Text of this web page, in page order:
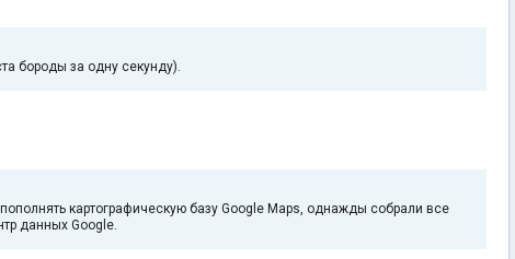
бороды за одну секунду).
картографическую базу Google Maps, однажды собрали все
данных Google.